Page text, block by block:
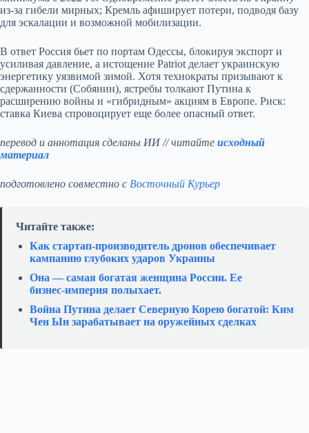
из‑за гибели мирных; Кремль афиширует потери, подводя базу
для эскалации и возможной мобилизации.
В ответ Россия бьет по портам Одессы, блокируя экспорт и
усиливая давление, а истощение Patriot делает украинскую
энергетику уязвимой зимой. Хотя технократы призывают к
сдержанности (Собянин), ястребы толкают Путина к
расширению войны и «гибридным» акциям в Европе. Риск:
ставка Киева спровоцирует еще более опасный ответ.
перевод и аннотация сделаны ИИ // читайте исходный
материал
подготовлено совместно с Восточный Курьер
Читайте также:
Как стартап‑производитель дронов обеспечивает
кампанию глубоких ударов Украины
Она — самая богатая женщина России. Ее
бизнес‑империя полыхает.
Война Путина делает Северную Корею богатой: Ким
Чен Ын зарабатывает на оружейных сделках